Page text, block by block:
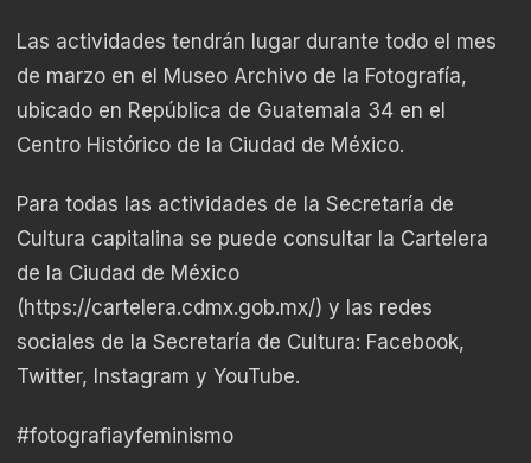
Las actividades tendrán lugar durante todo el mes
de marzo en el Museo Archivo de la Fotografía,
ubicado en República de Guatemala 34 en el
Centro Histórico de la Ciudad de México.
Para todas las actividades de la Secretaría de
Cultura capitalina se puede consultar la Cartelera
de la Ciudad de México
(https://cartelera.cdmx.gob.mx/) y las redes
sociales de la Secretaría de Cultura: Facebook,
Twitter, Instagram y YouTube.
#fotografiayfeminismo